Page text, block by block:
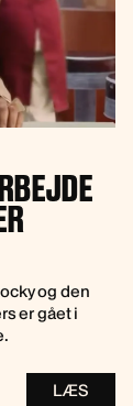
og den
er gået i
LÆS